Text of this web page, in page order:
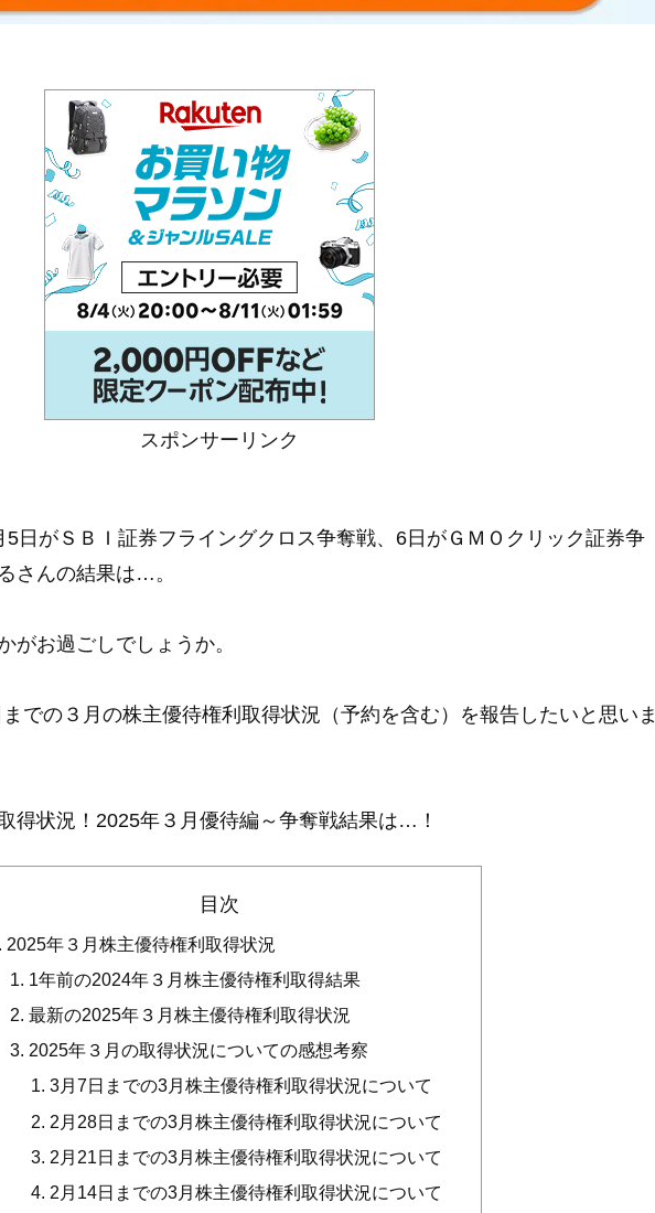
スポンサーリンク
日がＳＢＩ証券フライングクロス争奪戦、6日がＧＭＯクリック証券争
さんの結果は…。
がお過ごしでしょうか。
での３月の株主優待権利取得状況（予約を含む）を報告したいと思いま
得状況！2025年３月優待編～争奪戦結果は…！
目次
2025年３月株主優待権利取得状況
1年前の2024年３月株主優待権利取得結果
最新の2025年３月株主優待権利取得状況
2025年３月の取得状況についての感想考察
3月7日までの3月株主優待権利取得状況について
2月28日までの3月株主優待権利取得状況について
2月21日までの3月株主優待権利取得状況について
2月14日までの3月株主優待権利取得状況について